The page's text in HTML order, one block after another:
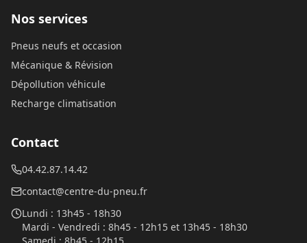
Nos services
Pneus neufs et occasion
Mécanique & Révision
Dépollution véhicule
Recharge climatisation
Contact
04.42.87.14.42
contact@centre-du-pneu.fr
Lundi : 13h45 - 18h30
Mardi - Vendredi : 8h45 - 12h15 et 13h45 - 18h30